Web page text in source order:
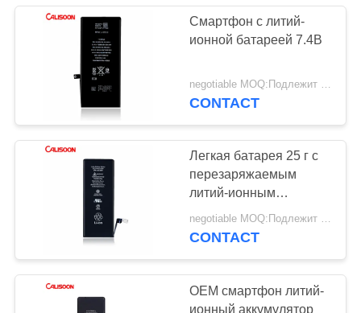
PRIVACY
POLICY
Смартфон с литий-
ионной батареей 7.4В
CONTACT
Легкая батарея 25 г с
перезаряжаемым
литий-ионным
аккумулятором 3.8 В
для iPhone
negotiable MOQ:Подлежит обсуждению
CONTACT
OEM смартфон литий-
ионный аккумулятор